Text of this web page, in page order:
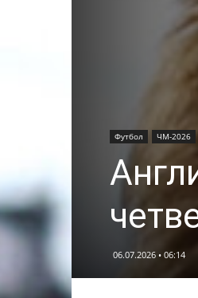
Футбол ЧМ-2026
06.07.2026 • 06:14